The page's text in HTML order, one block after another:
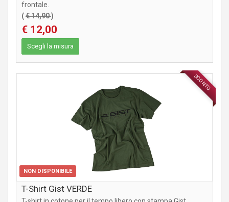
frontale.
(€ 14,90)
€ 12,00
Scegli la misura
SCONTO
NON DISPONIBILE
ABBIGLIAMENTO
T-Shirt Gist VERDE